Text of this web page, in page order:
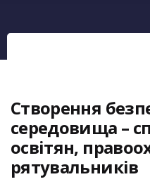
Створення
середовища –
освітян,
рятувальників